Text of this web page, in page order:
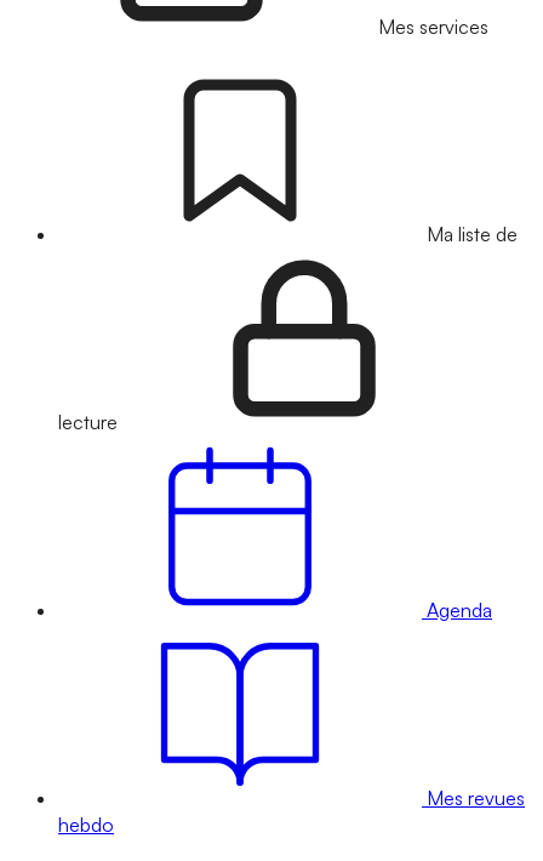
Mes services
Ma liste de
lecture
Agenda
Mes revues
hebdo